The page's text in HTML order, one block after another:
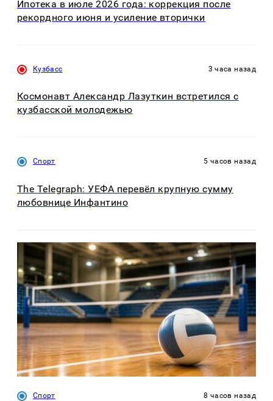
Ипотека в июле 2026 года: коррекция после
рекордного июня и усиление вторички
Кузбасс 3 часа назад
Космонавт Александр Лазуткин встретился с
кузбасской молодежью
Спорт 5 часов назад
The Telegraph: УЕФА перевёл крупную сумму
любовнице Инфантино
Спорт 8 часов назад